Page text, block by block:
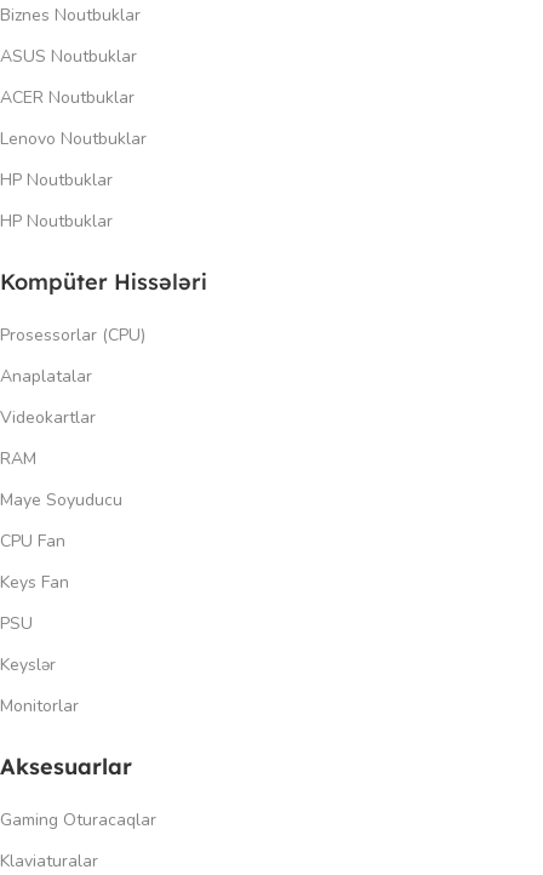
Biznes Noutbuklar
ASUS Noutbuklar
ACER Noutbuklar
Lenovo Noutbuklar
HP Noutbuklar
HP Noutbuklar
Kompüter Hissələri
Prosessorlar (CPU)
Anaplatalar
Videokartlar
RAM
Maye Soyuducu
CPU Fan
Keys Fan
PSU
Keyslər
Monitorlar
Aksesuarlar
Gaming Oturacaqlar
Klaviaturalar